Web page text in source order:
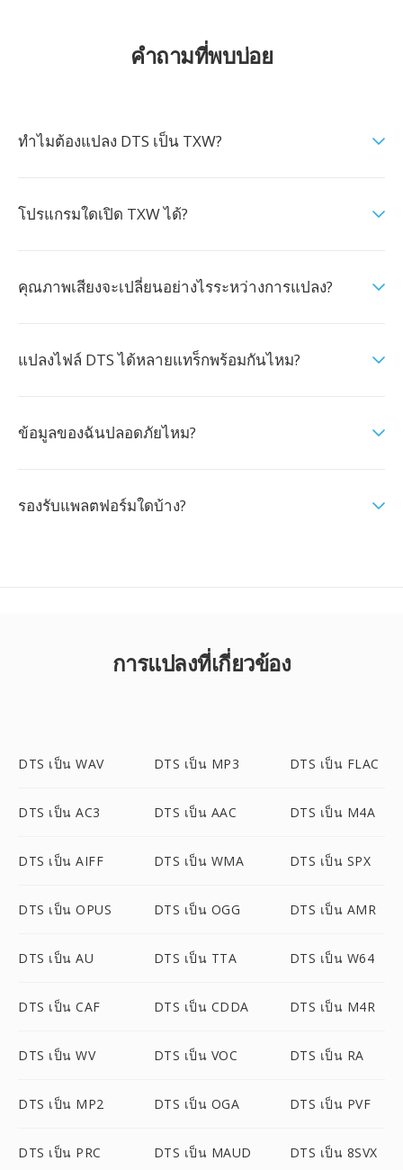
คำถามที่พบบ่อย
ทำไมต้องแปลง DTS เป็น TXW?
โปรแกรมใดเปิด TXW ได้?
คุณภาพเสียงจะเปลี่ยนอย่างไรระหว่างการแปลง?
แปลงไฟล์ DTS ได้หลายแทร็กพร้อมกันไหม?
ข้อมูลของฉันปลอดภัยไหม?
รองรับแพลตฟอร์มใดบ้าง?
การแปลงที่เกี่ยวข้อง
DTS เป็น WAV DTS เป็น MP3 DTS เป็น FLAC
DTS เป็น AC3 DTS เป็น AAC DTS เป็น M4A
DTS เป็น AIFF DTS เป็น WMA DTS เป็น SPX
DTS เป็น OPUS DTS เป็น OGG DTS เป็น AMR
DTS เป็น AU DTS เป็น TTA DTS เป็น W64
DTS เป็น CAF DTS เป็น CDDA DTS เป็น M4R
DTS เป็น WV DTS เป็น VOC DTS เป็น RA
DTS เป็น MP2 DTS เป็น OGA DTS เป็น PVF
DTS เป็น PRC DTS เป็น MAUD DTS เป็น 8SVX